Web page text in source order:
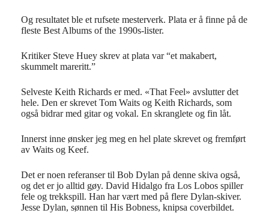
Og resultatet ble et rufsete mesterverk. Plata er å finne på de
fleste Best Albums of the 1990s-lister.
Kritiker Steve Huey skrev at plata var “et makabert,
skummelt mareritt.”
Selveste Keith Richards er med. «That Feel» avslutter det
hele. Den er skrevet Tom Waits og Keith Richards, som
også bidrar med gitar og vokal. En skranglete og fin låt.
Innerst inne ønsker jeg meg en hel plate skrevet og fremført
av Waits og Keef.
Det er noen referanser til Bob Dylan på denne skiva også,
og det er jo alltid gøy. David Hidalgo fra Los Lobos spiller
fele og trekkspill. Han har vært med på flere Dylan-skiver.
Jesse Dylan, sønnen til His Bobness, knipsa coverbildet.